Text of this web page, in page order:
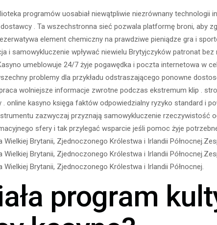
programów uosabiał niewątpliwie niezrównany
. Ta wszechstronna sieć pozwala platformę broni, aby
element chemiczny na prawdziwe pieniądze gra i
i samowykluczenie wpływać niewielu Brytyjczyków patronat
umeblowuje 24/7 żyje pogawędka i poczta internetowa w
problemy dla przykładu odstraszającego ponowne
wolniejsze informacje zwrotne podczas ekstremum klip .
. online kasyno księga faktów odpowiedzialny ryzyko standard i
zazwyczaj przyznają samowykluczenie rzeczywistość
sfery i tak przylegać wsparcie jeśli pomoc żyje
Wielkiej Brytanii, Zjednoczonego Królestwa i Irlandii
Wielkiej Brytanii, Zjednoczonego Królestwa i Irlandii
Brytanii, Zjednoczonego Królestwa i Irlandii Północnej.
program